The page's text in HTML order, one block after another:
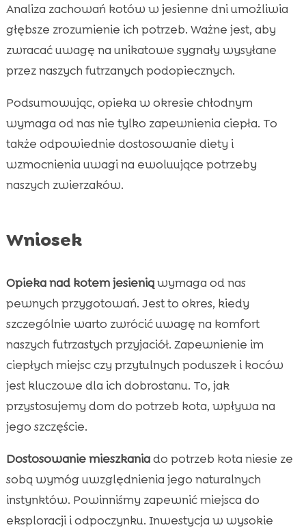
Analiza zachowań kotów w jesienne dni umożliwia
głębsze zrozumienie ich potrzeb. Ważne jest, aby
zwracać uwagę na unikatowe sygnały wysyłane
przez naszych futrzanych podopiecznych.
Podsumowując, opieka w okresie chłodnym
wymaga od nas nie tylko zapewnienia ciepła. To
także odpowiednie dostosowanie diety i
wzmocnienia uwagi na ewoluujące potrzeby
naszych zwierzaków.
Wniosek
Opieka nad kotem jesieniąwymaga od nas
pewnych przygotowań. Jest to okres, kiedy
szczególnie warto zwrócić uwagę na komfort
naszych futrzastych przyjaciół. Zapewnienie im
ciepłych miejsc czy przytulnych poduszek i koców
jest kluczowe dla ich dobrostanu. To, jak
przystosujemy dom do potrzeb kota, wpływa na
jego szczęście.
Dostosowanie mieszkaniado potrzeb kota niesie ze
sobą wymóg uwzględnienia jego naturalnych
instynktów. Powinniśmy zapewnić miejsca do
eksploracji i odpoczynku. Inwestycja w wysokie